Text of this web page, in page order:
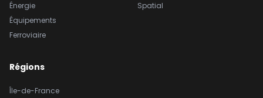
Énergie
Équipements
Ferroviaire
Spatial
Régions
Île-de-France